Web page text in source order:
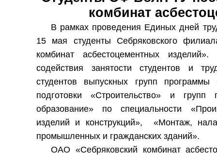
комбинат
В рамках проведения Единых дней
15 мая студенты Себряковского
комбинат асбестоцементных
содействия занятости студентов и
студентов выпускных групп
подготовки «Строительство» и
образование» по специальности
изделий и конструкций», «Монтаж,
промышленных и гражданских зданий».
ОАО «Себряковский комбинат